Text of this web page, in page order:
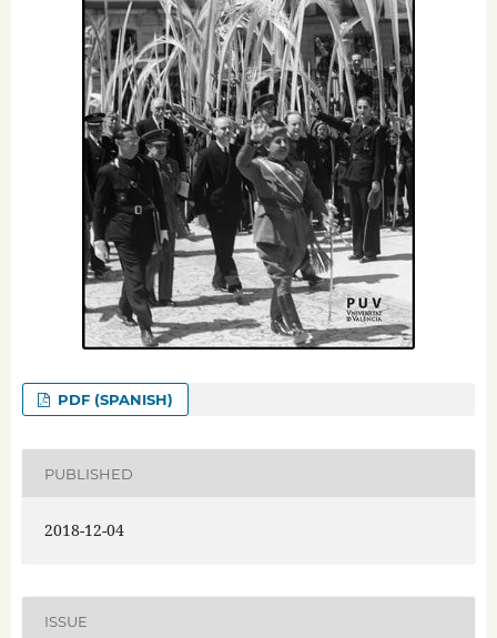
PDF (SPANISH)
PUBLISHED
2018-12-04
ISSUE